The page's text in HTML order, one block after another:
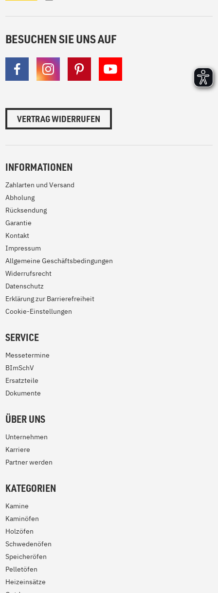
BESUCHEN SIE UNS AUF
VERTRAG WIDERRUFEN
INFORMATIONEN
Zahlarten und Versand
Abholung
Rücksendung
Garantie
Kontakt
Impressum
Allgemeine Geschäftsbedingungen
Widerrufsrecht
Datenschutz
Erklärung zur Barrierefreiheit
Cookie-Einstellungen
SERVICE
Messetermine
BImSchV
Ersatzteile
Dokumente
ÜBER UNS
Unternehmen
Karriere
Partner werden
KATEGORIEN
Kamine
Kaminöfen
Holzöfen
Schwedenöfen
Speicheröfen
Pelletöfen
Heizeinsätze